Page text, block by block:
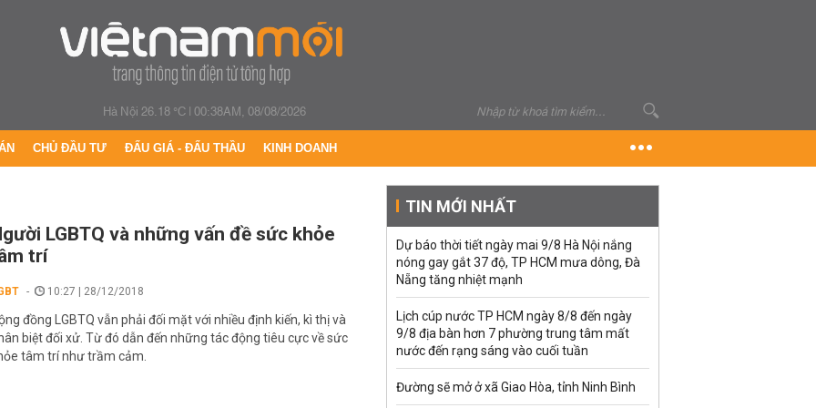
Hà Nội 26.18 °C|00:38AM, 08/08/2026
CHỦ ĐẦU TƯ ĐẤU GIÁ - ĐẤU THẦU KINH DOANH
LGBTQ và những vấn đề sức khỏe
trí
10:27 | 28/12/2018
đồng LGBTQ vẫn phải đối mặt với nhiều định kiến, kì thị và
biệt đối xử. Từ đó dẫn đến những tác động tiêu cực về sức
tâm trí như trầm cảm.
TIN MỚI NHẤT
Dự báo thời tiết ngày mai 9/8 Hà Nội nắng
nóng gay gắt 37 độ, TP HCM mưa dông, Đà
Nẵng tăng nhiệt mạnh
Lịch cúp nước TP HCM ngày 8/8 đến ngày
9/8 địa bàn hơn 7 phường trung tâm mất
nước đến rạng sáng vào cuối tuần
Đường sẽ mở ở xã Giao Hòa, tỉnh Ninh Bình